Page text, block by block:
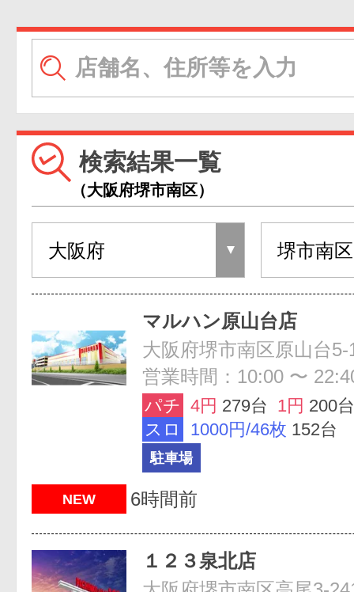
検索結果一覧
（大阪府堺市南区）
マルハン原山台店
大阪府堺市南区原山台5-
営業時間：10:00 〜
パチ 4円 279台 1円 200台
スロ
1000円/46枚 152台
駐車場
NEW 6時間前
１２３泉北店